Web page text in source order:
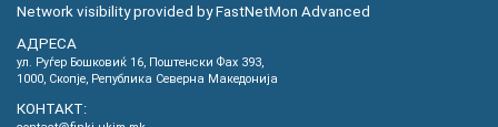
Network visibility provided by FastNetMon Advanced
АДРЕСА
ул. Руѓер Бошковиќ 16, Пoштенски Фах 393,
1000, Скопје, Република Северна Македонија
КОНТАКТ: